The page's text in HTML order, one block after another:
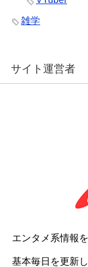
雑学
サイト運営者
エンタメ系情報
基本毎日を更新